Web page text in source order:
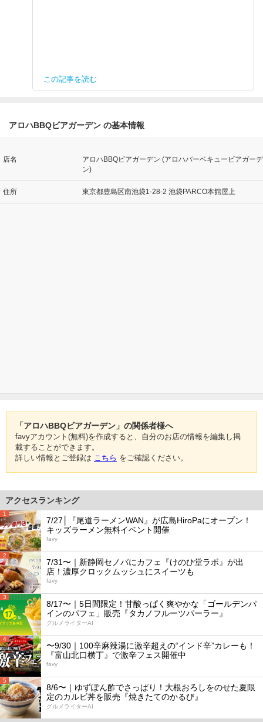
この記事を読む
アロハBBQビアガーデン の基本情報
店名
アロハBBQビアガーデン (アロハバーベキュービアガーデ
ン)
住所 東京都豊島区南池袋1-28-2 池袋PARCO本館屋上
「アロハBBQビアガーデン」の関係者様へ
favyアカウント(無料)を作成すると、自分のお店の情報を編集し掲
載することができます。
詳しい情報とご登録は こちら をご確認ください。
アクセスランキング
1
7/27│『尾道ラーメンWAN』が広島HiroPaにオープン！
キッズラーメン無料イベント開催
favy
2
7/31〜｜新静岡セノバにカフェ『けのひ堂ラボ』が出
店！濃厚クロックムッシュにスイーツも
favy
3
8/17〜｜5日間限定！甘酸っぱく爽やかな「ゴールデンパ
インのパフェ」販売『タカノフルーツパーラー』
グルメライターAI
4
〜9/30｜100辛麻辣湯に激辛超えの“インド辛”カレーも！
『富山北口横丁』で激辛フェス開催中
favy
5
8/6〜｜ゆずぽん酢でさっぱり！大根おろしをのせた夏限
定のカルビ丼を販売『焼きたてのかるび』
グルメライターAI